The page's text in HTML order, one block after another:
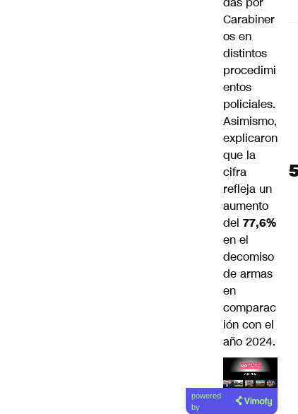
Carabiner
os en
distintos
procedimi
entos
policiales.
Asimismo,
explicaron
que la
cifra
refleja un
aumento
del 77,6%
en el
decomiso
de armas
en
comparac
ión con el
año 2024.
Lea el
artículo
powered
by